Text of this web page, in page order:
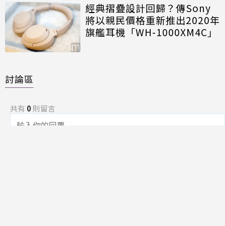
經典摺疊設計回歸？傳Sony
將以親民價格重新推出2020年
旗艦耳機「WH-1000XM4C」
討論區
共有 0則留言